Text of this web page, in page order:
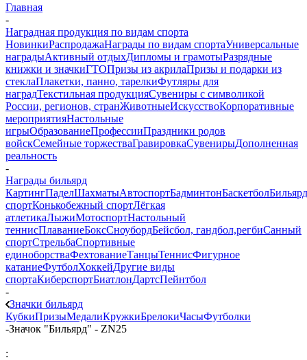
Главная
-
Наградная продукция по видам спорта
НовинкиРаспродажаНаграды по видам спортаУниверсальные
наградыАктивный отдыхДипломы и грамотыРазрядные
книжки и значкиГТОПризы из акрилаПризы и подарки из
стеклаПлакетки, панно, тарелкиФутляры для
наградТекстильная продукцияСувениры с символикой
России, регионов, странЖивотныеИскусствоКорпоративные
мероприятияНастольные
игрыОбразованиеПрофессииПраздники родов
войскСемейные торжестваГравировкаСувенирыДополненная
реальность
-
Награды бильярд
КартингПаделШахматыАвтоспортБадминтонБаскетболБильярд
спортКонькобежный спортЛёгкая
атлетикаЛыжиМотоспортНастольный
теннисПлаваниеБоксСноубордБейсбол, гандбол,регбиСанный
спортСтрельбаСпортивные
единоборстваФехтованиеТанцыТеннисФигурное
катаниеФутболХоккейДругие виды
спортаКиберспортБиатлонДартсПейнтбол
-
Значки бильярд
КубкиПризыМедалиКружкиБрелокиЧасыФутболки
-Значок "Бильярд" - ZN25
: